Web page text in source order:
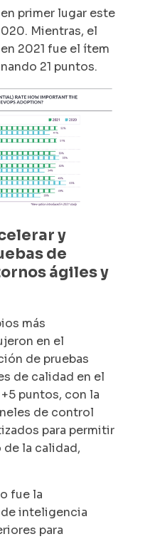
primer lugar este
Mientras, el
2021 fue el ítem
21 puntos.
y
de
ágiles y
más
en el
de pruebas
de calidad en el
puntos, con la
de control
para permitir
la calidad,
fue la
inteligencia
para